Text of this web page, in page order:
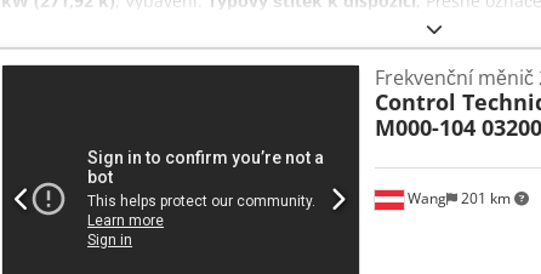
Module PM240 Výstupní výkon a výstupní proud: 200 kW | 370 A
Dsdpfx Abszrc Ure Dokr ° Jednoduché ovládání díky
parametrizace ° Originální provozní návod pro uvedení do
1 kus! Položka byla resetována do továrního nastavení, a proto
dodána výrobcem. Optický stav si prosím prohlédněte na
ihned připravena k použití.
Wang 201 km
Frekvenční měnič
Control
M000-104